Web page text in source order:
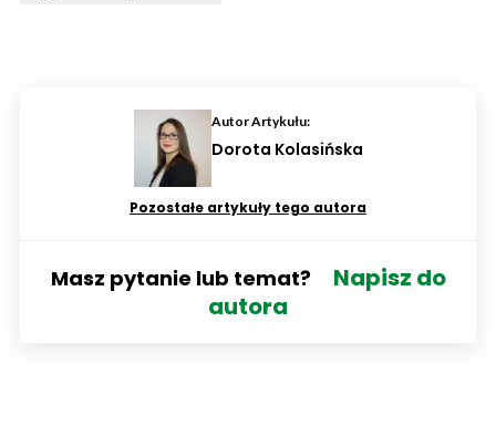
Autor Artykułu:
Dorota Kolasińska
Pozostałe artykuły tego autora
Masz pytanie lub temat?
Napisz do
autora